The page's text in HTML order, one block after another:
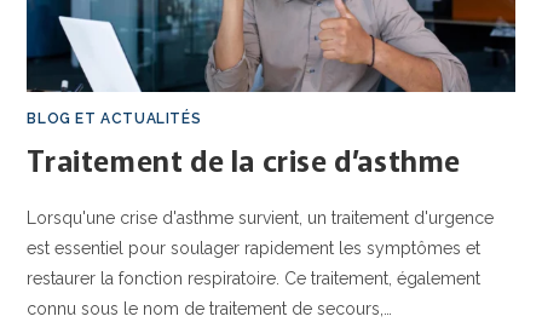
BLOG ET ACTUALITÉS
Traitement de la crise d’asthme
Lorsqu'une crise d'asthme survient, un traitement d'urgence
est essentiel pour soulager rapidement les symptômes et
restaurer la fonction respiratoire. Ce traitement, également
connu sous le nom de traitement de secours,…